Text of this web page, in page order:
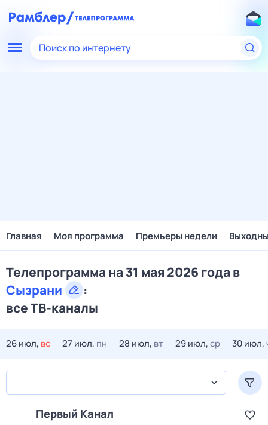
Поиск по интернету
Главная Моя программа Премьеры недели
Телепрограмма на 31 мая 2026 года в
Сызрани
:
все ТВ-каналы
26 июл, вс 27 июл, пн 28 июл, вт 29 июл,ср 30 июл,
Первый Канал